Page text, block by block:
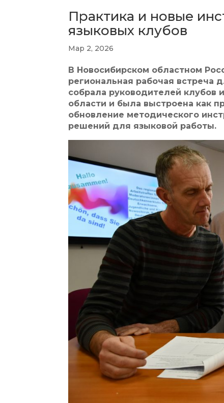
Практика и новые
языковых клубов
Мар 2, 2026
В Новосибирском областном
региональная рабочая встреча
собрала руководителей клубов
области и была выстроена как
обновление методического
решений для языковой работы.